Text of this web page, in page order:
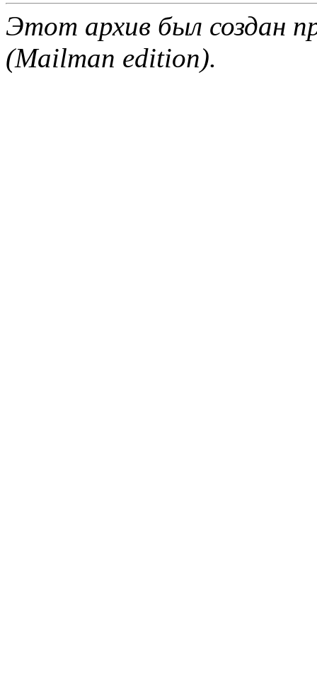
Этот архив был создан
(Mailman edition).